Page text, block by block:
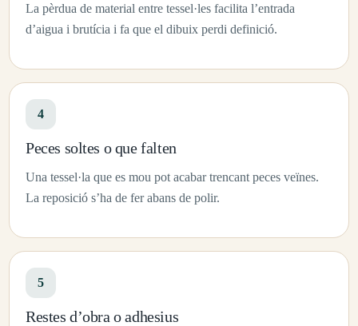
La pèrdua de material entre tessel·les facilita l’entrada
d’aigua i brutícia i fa que el dibuix perdi definició.
4
Peces soltes o que falten
Una tessel·la que es mou pot acabar trencant peces veïnes.
La reposició s’ha de fer abans de polir.
5
Restes d’obra o adhesius